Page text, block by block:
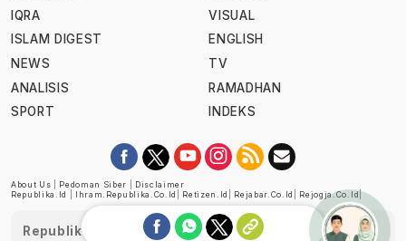
IQRA
ISLAM DIGEST
NEWS
ANALISIS
SPORT
VISUAL
ENGLISH
TV
RAMADHAN
INDEKS
About Us Pedoman Siber
Disclaimer
Republika.id
Ihram.republika.co.id Retizen.id Rejabar.co.id Rejogja.co.id
Republika telah diverifikasi oleh Dewan Pers